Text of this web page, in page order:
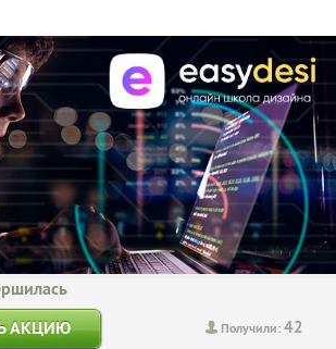
Получили:42
АКЦИЮ